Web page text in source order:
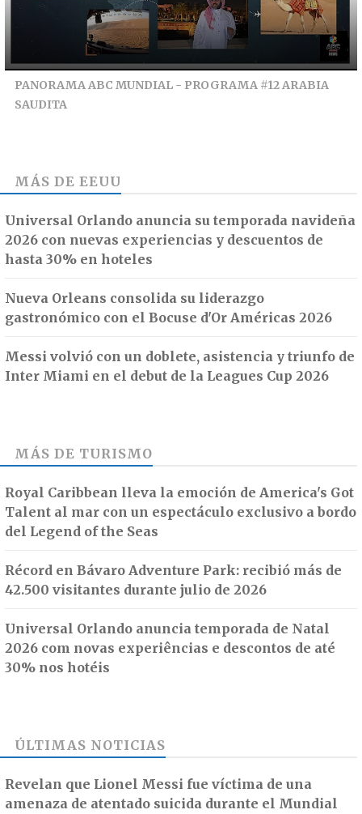
PANORAMA ABC MUNDIAL - PROGRAMA #12 ARABIA
SAUDITA
MÁS DE EEUU
Universal Orlando anuncia su temporada navideña
2026 con nuevas experiencias y descuentos de
hasta 30% en hoteles
Nueva Orleans consolida su liderazgo
gastronómico con el Bocuse d'Or Américas 2026
Messi volvió con un doblete, asistencia y triunfo de
Inter Miami en el debut de la Leagues Cup 2026
MÁS DE TURISMO
Royal Caribbean lleva la emoción de America's Got
Talent al mar con un espectáculo exclusivo a bordo
del Legend of the Seas
Récord en Bávaro Adventure Park: recibió más de
42.500 visitantes durante julio de 2026
Universal Orlando anuncia temporada de Natal
2026 com novas experiências e descontos de até
30% nos hotéis
ÚLTIMAS NOTICIAS
Revelan que Lionel Messi fue víctima de una
amenaza de atentado suicida durante el Mundial